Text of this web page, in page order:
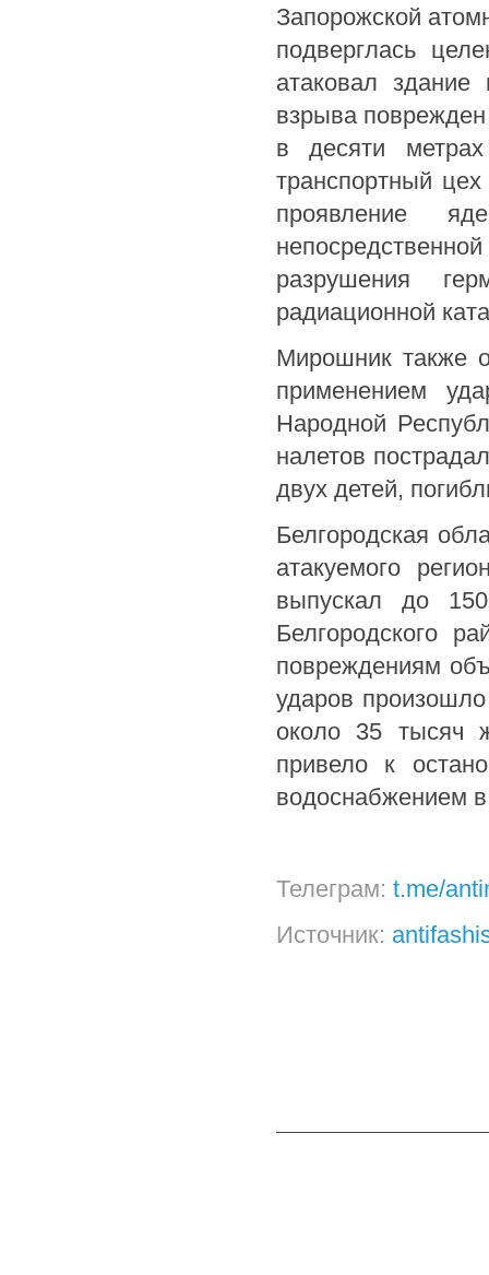
Запорожской
подверглась
атаковал
взрыва
в десяти
транспортный
проявление
разрушения
радиационной
Мирошник также
применением
Народной
налетов
двух детей,
Белгородская
атакуемого
выпускал до
Белгородского
повреждениям
ударов
около 35 тысяч
привело к
водоснабжением
Телеграм: t.me/
Источник: